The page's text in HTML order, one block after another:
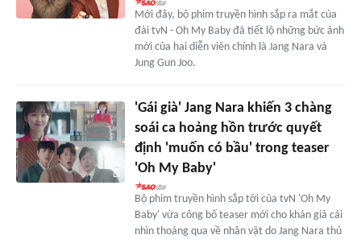
Mới đây, bộ phim truyền hình sắp ra mắt của
đài tvN - Oh My Baby đã tiết lộ những bức ảnh
mới của hai diễn viên chính là Jang Nara và
Jung Gun Joo.
'Gái già' Jang Nara khiến 3 chàng
soái ca hoảng hồn trước quyết
định 'muốn có bầu' trong teaser
'Oh My Baby'
Bộ phim truyền hình sắp tới của tvN 'Oh My
Baby' vừa công bố teaser mới cho khán giả cái
nhìn thoáng qua về nhân vật do Jang Nara thủ